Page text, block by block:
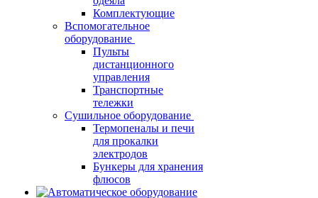
Комплектующие
Вспомогательное
оборудование
Пульты
дистанционного
управления
Транспортные
тележки
Сушильное оборудование
Термопеналы и печи
для прокалки
электродов
Бункеры для хранения
флюсов